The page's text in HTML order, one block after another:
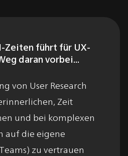
Zeiten führt für UX-
daran vorbei...
von User Research
Zeit
und bei komplexen
auf die eigene
zu vertrauen